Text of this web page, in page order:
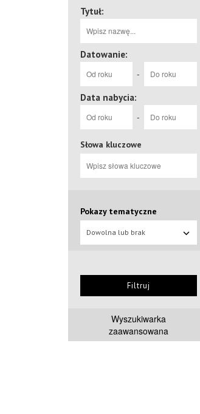
Tytuł:
Datowanie:
-
Data nabycia:
-
Słowa kluczowe
Pokazy tematyczne
Dowolna lub brak
Filtruj
Wyszukiwarka
zaawansowana